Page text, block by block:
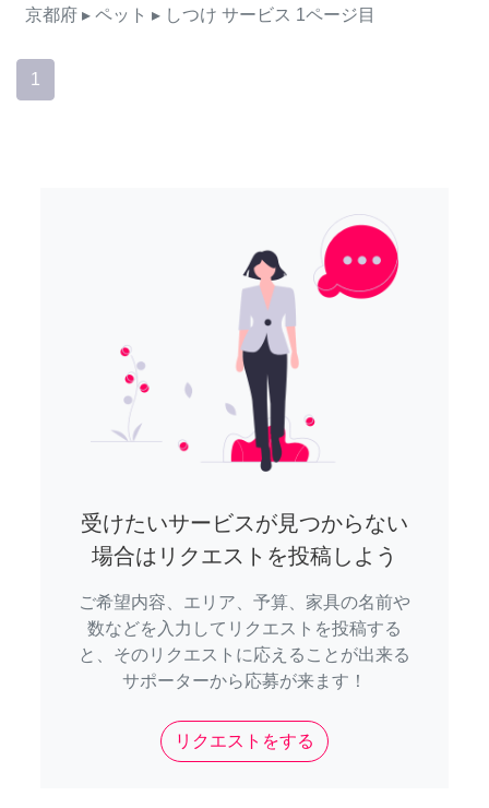
京都府 ▸ ペット ▸ しつけ サービス 1ページ目
1
受けたいサービスが見つからない
場合はリクエストを投稿しよう
ご希望内容、エリア、予算、家具の名前や
数などを入力してリクエストを投稿する
と、そのリクエストに応えることが出来る
サポーターから応募が来ます！
リクエストをする